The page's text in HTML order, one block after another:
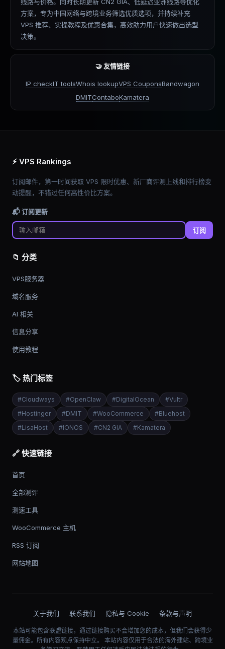
方案，专为中国网络与跨境业务筛选优质选项，并持续补充
VPS 推荐、实操教程及优惠合集，高效助力用户快速做出选型
决策。
🤝 友情链接
IP checkIT toolsWhois lookupVPS CouponsBandwagon
DMITContaboKamatera
⚡ VPS Rankings
订阅邮件，第一时间获取 VPS 限时优惠、新厂商评测上线和排行榜变
动提醒，不错过任何高性价比方案。
📬 订阅更新
订阅
📁 分类
VPS服务器
域名服务
AI 相关
信息分享
使用教程
🏷️ 热门标签
#Cloudways #OpenClaw #DigitalOcean #Vultr
#Hostinger #DMIT #WooCommerce #Bluehost
#LisaHost #IONOS #CN2 GIA #Kamatera
🔗 快速链接
首页
全部测评
测速工具
WooCommerce 主机
RSS 订阅
网站地图
关于我们 联系我们 隐私与 Cookie 条款与声明
本站可能包含联盟链接，通过链接购买不会增加您的成本，但我们会获得少
量佣金。所有内容观点保持中立。 本站内容仅用于合法的海外建站、跨境业